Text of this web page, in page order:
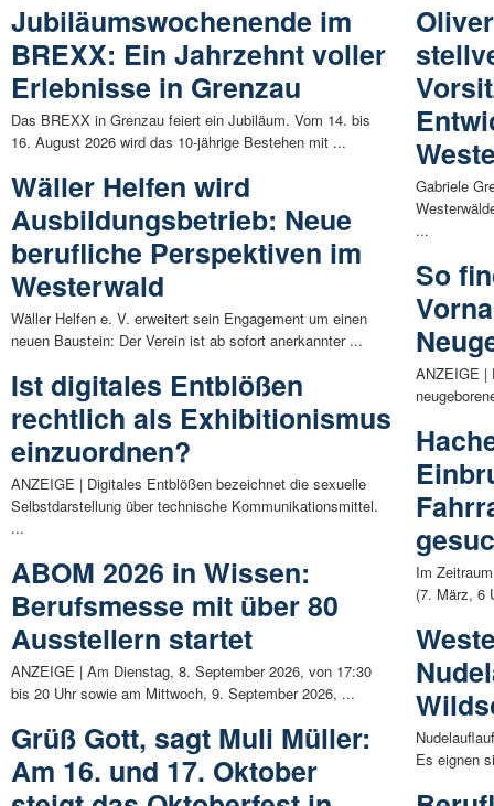
Jubiläumswochenende im
BREXX: Ein Jahrzehnt voller
Erlebnisse in Grenzau
Das BREXX in Grenzau feiert ein Jubiläum. Vom 14. bis
16. August 2026 wird das 10-jährige Bestehen mit ...
Wäller Helfen wird
Ausbildungsbetrieb: Neue
berufliche Perspektiven im
Westerwald
Wäller Helfen e. V. erweitert sein Engagement um einen
neuen Baustein: Der Verein ist ab sofort anerkannter ...
Ist digitales Entblößen
rechtlich als Exhibitionismus
einzuordnen?
ANZEIGE | Digitales Entblößen bezeichnet die sexuelle
Selbstdarstellung über technische Kommunikationsmittel.
...
ABOM 2026 in Wissen:
Berufsmesse mit über 80
Ausstellern startet
ANZEIGE | Am Dienstag, 8. September 2026, von 17:30
bis 20 Uhr sowie am Mittwoch, 9. September 2026, ...
Grüß Gott, sagt Muli Müller:
Am 16. und 17. Oktober
Gabriele
...
So
ANZEIGE |
Im
(7. März, 6
Es eignen